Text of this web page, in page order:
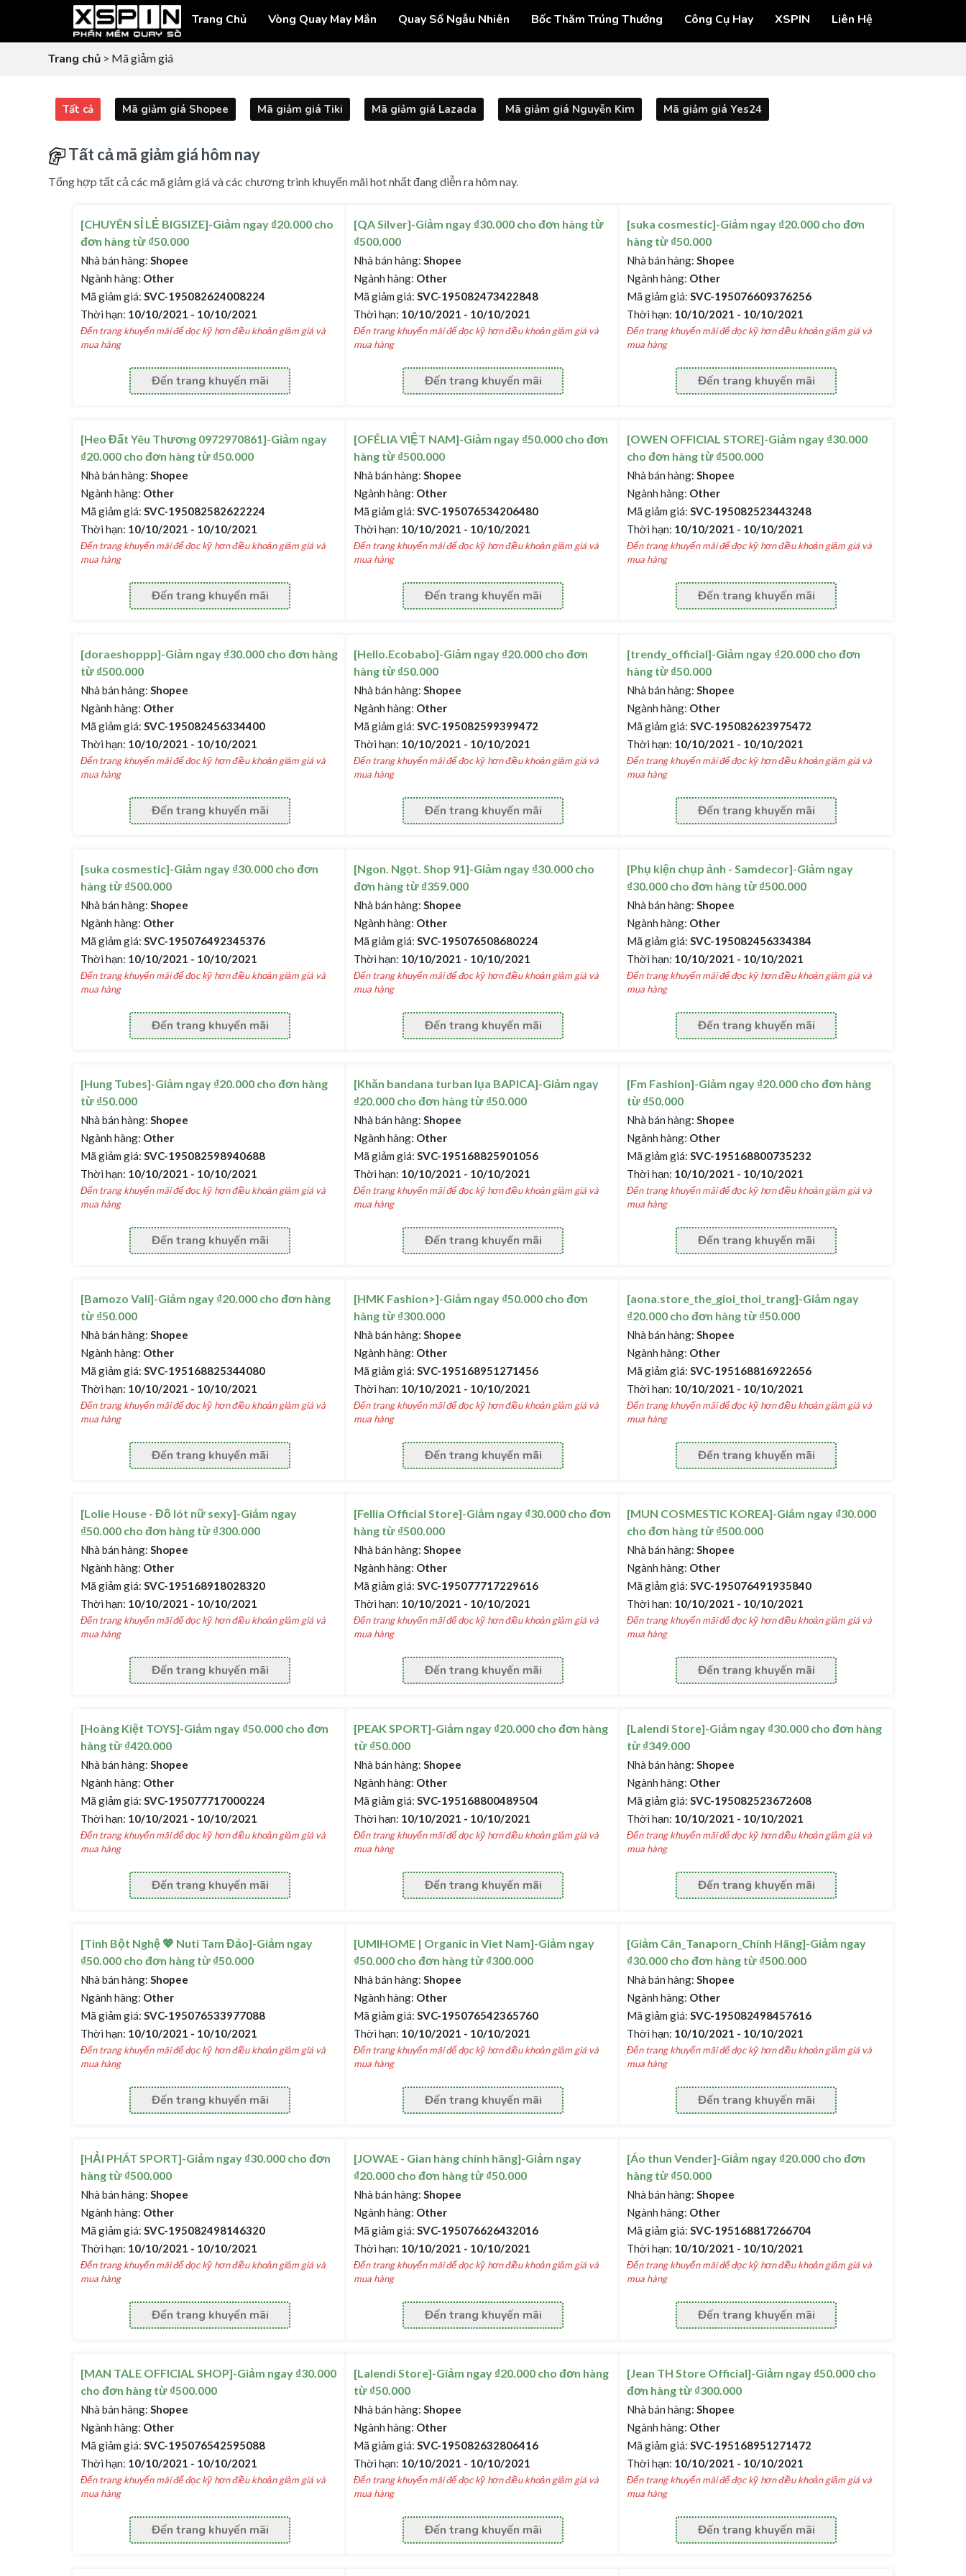
Trang Chủ Vòng Quay May Mắn Quay Số Ngẫu Nhiên Bốc Thăm Trúng Thưởng Công Cụ Hay XSPIN Liên Hệ
Trang chủ > Mã giảm giá
Tất cả Mã giảm giá Shopee Mã giảm giá Tiki Mã giảm giá Lazada Mã giảm giá Nguyễn Kim Mã giảm giá Yes24
Tất cả mã giảm giá hôm nay
Tổng hợp tất cả các mã giảm giá và các chương trình khuyến mãi hot nhất đang diễn ra hôm nay.
[CHUYÊN SỈ LẺ BIGSIZE]-Giảm ngay ₫20.000 cho
đơn hàng từ ₫50.000
Nhà bán hàng: Shopee
Ngành hàng: Other
Mã giảm giá: SVC-195082624008224
Thời hạn: 10/10/2021 - 10/10/2021
Đến trang khuyến mãi để đọc kỹ hơn điều khoản giảm giá và
mua hàng
Đến trang khuyến mãi
[QA Silver]-Giảm ngay ₫30.000 cho đơn hàng từ
₫500.000
Nhà bán hàng: Shopee
Ngành hàng: Other
Mã giảm giá: SVC-195082473422848
Thời hạn: 10/10/2021 - 10/10/2021
Đến trang khuyến mãi để đọc kỹ hơn điều khoản giảm giá và
mua hàng
Đến trang khuyến mãi
[suka cosmestic]-Giảm ngay ₫20.000 cho đơn
hàng từ ₫50.000
Nhà bán hàng: Shopee
Ngành hàng: Other
Mã giảm giá: SVC-195076609376256
Thời hạn: 10/10/2021 - 10/10/2021
Đến trang khuyến mãi để đọc kỹ hơn điều khoản giảm giá và
mua hàng
Đến trang khuyến mãi
[Heo Đất Yêu Thương 0972970861]-Giảm ngay
₫20.000 cho đơn hàng từ ₫50.000
Nhà bán hàng: Shopee
Ngành hàng: Other
Mã giảm giá: SVC-195082582622224
Thời hạn: 10/10/2021 - 10/10/2021
Đến trang khuyến mãi để đọc kỹ hơn điều khoản giảm giá và
mua hàng
Đến trang khuyến mãi
[OFÉLIA VIỆT NAM]-Giảm ngay ₫50.000 cho đơn
hàng từ ₫500.000
Nhà bán hàng: Shopee
Ngành hàng: Other
Mã giảm giá: SVC-195076534206480
Thời hạn: 10/10/2021 - 10/10/2021
Đến trang khuyến mãi để đọc kỹ hơn điều khoản giảm giá và
mua hàng
Đến trang khuyến mãi
[OWEN OFFICIAL STORE]-Giảm ngay ₫30.000
cho đơn hàng từ ₫500.000
Nhà bán hàng: Shopee
Ngành hàng: Other
Mã giảm giá: SVC-195082523443248
Thời hạn: 10/10/2021 - 10/10/2021
Đến trang khuyến mãi để đọc kỹ hơn điều khoản giảm giá và
mua hàng
Đến trang khuyến mãi
[doraeshoppp]-Giảm ngay ₫30.000 cho đơn hàng
từ ₫500.000
Nhà bán hàng: Shopee
Ngành hàng: Other
Mã giảm giá: SVC-195082456334400
Thời hạn: 10/10/2021 - 10/10/2021
Đến trang khuyến mãi để đọc kỹ hơn điều khoản giảm giá và
mua hàng
Đến trang khuyến mãi
[Hello.Ecobabo]-Giảm ngay ₫20.000 cho đơn
hàng từ ₫50.000
Nhà bán hàng: Shopee
Ngành hàng: Other
Mã giảm giá: SVC-195082599399472
Thời hạn: 10/10/2021 - 10/10/2021
Đến trang khuyến mãi để đọc kỹ hơn điều khoản giảm giá và
mua hàng
Đến trang khuyến mãi
[trendy_official]-Giảm ngay ₫20.000 cho đơn
hàng từ ₫50.000
Nhà bán hàng: Shopee
Ngành hàng: Other
Mã giảm giá: SVC-195082623975472
Thời hạn: 10/10/2021 - 10/10/2021
Đến trang khuyến mãi để đọc kỹ hơn điều khoản giảm giá và
mua hàng
Đến trang khuyến mãi
[suka cosmestic]-Giảm ngay ₫30.000 cho đơn
hàng từ ₫500.000
Nhà bán hàng: Shopee
Ngành hàng: Other
Mã giảm giá: SVC-195076492345376
Thời hạn: 10/10/2021 - 10/10/2021
Đến trang khuyến mãi để đọc kỹ hơn điều khoản giảm giá và
mua hàng
Đến trang khuyến mãi
[Ngon. Ngọt. Shop 91]-Giảm ngay ₫30.000 cho
đơn hàng từ ₫359.000
Nhà bán hàng: Shopee
Ngành hàng: Other
Mã giảm giá: SVC-195076508680224
Thời hạn: 10/10/2021 - 10/10/2021
Đến trang khuyến mãi để đọc kỹ hơn điều khoản giảm giá và
mua hàng
Đến trang khuyến mãi
[Phụ kiện chụp ảnh - Samdecor]-Giảm ngay
₫30.000 cho đơn hàng từ ₫500.000
Nhà bán hàng: Shopee
Ngành hàng: Other
Mã giảm giá: SVC-195082456334384
Thời hạn: 10/10/2021 - 10/10/2021
Đến trang khuyến mãi để đọc kỹ hơn điều khoản giảm giá và
mua hàng
Đến trang khuyến mãi
[Hung Tubes]-Giảm ngay ₫20.000 cho đơn hàng
từ ₫50.000
Nhà bán hàng: Shopee
Ngành hàng: Other
Mã giảm giá: SVC-195082598940688
Thời hạn: 10/10/2021 - 10/10/2021
Đến trang khuyến mãi để đọc kỹ hơn điều khoản giảm giá và
mua hàng
Đến trang khuyến mãi
[Khăn bandana turban lụa BAPICA]-Giảm ngay
₫20.000 cho đơn hàng từ ₫50.000
Nhà bán hàng: Shopee
Ngành hàng: Other
Mã giảm giá: SVC-195168825901056
Thời hạn: 10/10/2021 - 10/10/2021
Đến trang khuyến mãi để đọc kỹ hơn điều khoản giảm giá và
mua hàng
Đến trang khuyến mãi
[Fm Fashion]-Giảm ngay ₫20.000 cho đơn hàng
từ ₫50.000
Nhà bán hàng: Shopee
Ngành hàng: Other
Mã giảm giá: SVC-195168800735232
Thời hạn: 10/10/2021 - 10/10/2021
Đến trang khuyến mãi để đọc kỹ hơn điều khoản giảm giá và
mua hàng
Đến trang khuyến mãi
[Bamozo Vali]-Giảm ngay ₫20.000 cho đơn hàng
từ ₫50.000
Nhà bán hàng: Shopee
Ngành hàng: Other
Mã giảm giá: SVC-195168825344080
Thời hạn: 10/10/2021 - 10/10/2021
Đến trang khuyến mãi để đọc kỹ hơn điều khoản giảm giá và
mua hàng
Đến trang khuyến mãi
[HMK Fashion>]-Giảm ngay ₫50.000 cho đơn
hàng từ ₫300.000
Nhà bán hàng: Shopee
Ngành hàng: Other
Mã giảm giá: SVC-195168951271456
Thời hạn: 10/10/2021 - 10/10/2021
Đến trang khuyến mãi để đọc kỹ hơn điều khoản giảm giá và
mua hàng
Đến trang khuyến mãi
[aona.store_the_gioi_thoi_trang]-Giảm ngay
₫20.000 cho đơn hàng từ ₫50.000
Nhà bán hàng: Shopee
Ngành hàng: Other
Mã giảm giá: SVC-195168816922656
Thời hạn: 10/10/2021 - 10/10/2021
Đến trang khuyến mãi để đọc kỹ hơn điều khoản giảm giá và
mua hàng
Đến trang khuyến mãi
[Lolie House - Đồ lót nữ sexy]-Giảm ngay
₫50.000 cho đơn hàng từ ₫300.000
Nhà bán hàng: Shopee
Ngành hàng: Other
Mã giảm giá: SVC-195168918028320
Thời hạn: 10/10/2021 - 10/10/2021
Đến trang khuyến mãi để đọc kỹ hơn điều khoản giảm giá và
mua hàng
Đến trang khuyến mãi
[Fellia Official Store]-Giảm ngay ₫30.000 cho đơn
hàng từ ₫500.000
Nhà bán hàng: Shopee
Ngành hàng: Other
Mã giảm giá: SVC-195077717229616
Thời hạn: 10/10/2021 - 10/10/2021
Đến trang khuyến mãi để đọc kỹ hơn điều khoản giảm giá và
mua hàng
Đến trang khuyến mãi
[MUN COSMESTIC KOREA]-Giảm ngay ₫30.000
cho đơn hàng từ ₫500.000
Nhà bán hàng: Shopee
Ngành hàng: Other
Mã giảm giá: SVC-195076491935840
Thời hạn: 10/10/2021 - 10/10/2021
Đến trang khuyến mãi để đọc kỹ hơn điều khoản giảm giá và
mua hàng
Đến trang khuyến mãi
[Hoàng Kiệt TOYS]-Giảm ngay ₫50.000 cho đơn
hàng từ ₫420.000
Nhà bán hàng: Shopee
Ngành hàng: Other
Mã giảm giá: SVC-195077717000224
Thời hạn: 10/10/2021 - 10/10/2021
Đến trang khuyến mãi để đọc kỹ hơn điều khoản giảm giá và
mua hàng
Đến trang khuyến mãi
[PEAK SPORT]-Giảm ngay ₫20.000 cho đơn hàng
từ ₫50.000
Nhà bán hàng: Shopee
Ngành hàng: Other
Mã giảm giá: SVC-195168800489504
Thời hạn: 10/10/2021 - 10/10/2021
Đến trang khuyến mãi để đọc kỹ hơn điều khoản giảm giá và
mua hàng
Đến trang khuyến mãi
[Lalendi Store]-Giảm ngay ₫30.000 cho đơn hàng
từ ₫349.000
Nhà bán hàng: Shopee
Ngành hàng: Other
Mã giảm giá: SVC-195082523672608
Thời hạn: 10/10/2021 - 10/10/2021
Đến trang khuyến mãi để đọc kỹ hơn điều khoản giảm giá và
mua hàng
Đến trang khuyến mãi
[Tinh Bột Nghệ 💖 Nuti Tam Đảo]-Giảm ngay
₫50.000 cho đơn hàng từ ₫50.000
Nhà bán hàng: Shopee
Ngành hàng: Other
Mã giảm giá: SVC-195076533977088
Thời hạn: 10/10/2021 - 10/10/2021
Đến trang khuyến mãi để đọc kỹ hơn điều khoản giảm giá và
mua hàng
Đến trang khuyến mãi
[UMIHOME | Organic in Viet Nam]-Giảm ngay
₫50.000 cho đơn hàng từ ₫300.000
Nhà bán hàng: Shopee
Ngành hàng: Other
Mã giảm giá: SVC-195076542365760
Thời hạn: 10/10/2021 - 10/10/2021
Đến trang khuyến mãi để đọc kỹ hơn điều khoản giảm giá và
mua hàng
Đến trang khuyến mãi
[Giảm Cân_Tanaporn_Chính Hãng]-Giảm ngay
₫30.000 cho đơn hàng từ ₫500.000
Nhà bán hàng: Shopee
Ngành hàng: Other
Mã giảm giá: SVC-195082498457616
Thời hạn: 10/10/2021 - 10/10/2021
Đến trang khuyến mãi để đọc kỹ hơn điều khoản giảm giá và
mua hàng
Đến trang khuyến mãi
[HẢI PHÁT SPORT]-Giảm ngay ₫30.000 cho đơn
hàng từ ₫500.000
Nhà bán hàng: Shopee
Ngành hàng: Other
Mã giảm giá: SVC-195082498146320
Thời hạn: 10/10/2021 - 10/10/2021
Đến trang khuyến mãi để đọc kỹ hơn điều khoản giảm giá và
mua hàng
Đến trang khuyến mãi
[JOWAE - Gian hàng chính hãng]-Giảm ngay
₫20.000 cho đơn hàng từ ₫50.000
Nhà bán hàng: Shopee
Ngành hàng: Other
Mã giảm giá: SVC-195076626432016
Thời hạn: 10/10/2021 - 10/10/2021
Đến trang khuyến mãi để đọc kỹ hơn điều khoản giảm giá và
mua hàng
Đến trang khuyến mãi
[Áo thun Vender]-Giảm ngay ₫20.000 cho đơn
hàng từ ₫50.000
Nhà bán hàng: Shopee
Ngành hàng: Other
Mã giảm giá: SVC-195168817266704
Thời hạn: 10/10/2021 - 10/10/2021
Đến trang khuyến mãi để đọc kỹ hơn điều khoản giảm giá và
mua hàng
Đến trang khuyến mãi
[MAN TALE OFFICIAL SHOP]-Giảm ngay ₫30.000
cho đơn hàng từ ₫500.000
Nhà bán hàng: Shopee
Ngành hàng: Other
Mã giảm giá: SVC-195076542595088
Thời hạn: 10/10/2021 - 10/10/2021
Đến trang khuyến mãi để đọc kỹ hơn điều khoản giảm giá và
mua hàng
Đến trang khuyến mãi
[Lalendi Store]-Giảm ngay ₫20.000 cho đơn hàng
từ ₫50.000
Nhà bán hàng: Shopee
Ngành hàng: Other
Mã giảm giá: SVC-195082632806416
Thời hạn: 10/10/2021 - 10/10/2021
Đến trang khuyến mãi để đọc kỹ hơn điều khoản giảm giá và
mua hàng
Đến trang khuyến mãi
[Jean TH Store Official]-Giảm ngay ₫50.000 cho
đơn hàng từ ₫300.000
Nhà bán hàng: Shopee
Ngành hàng: Other
Mã giảm giá: SVC-195168951271472
Thời hạn: 10/10/2021 - 10/10/2021
Đến trang khuyến mãi để đọc kỹ hơn điều khoản giảm giá và
mua hàng
Đến trang khuyến mãi